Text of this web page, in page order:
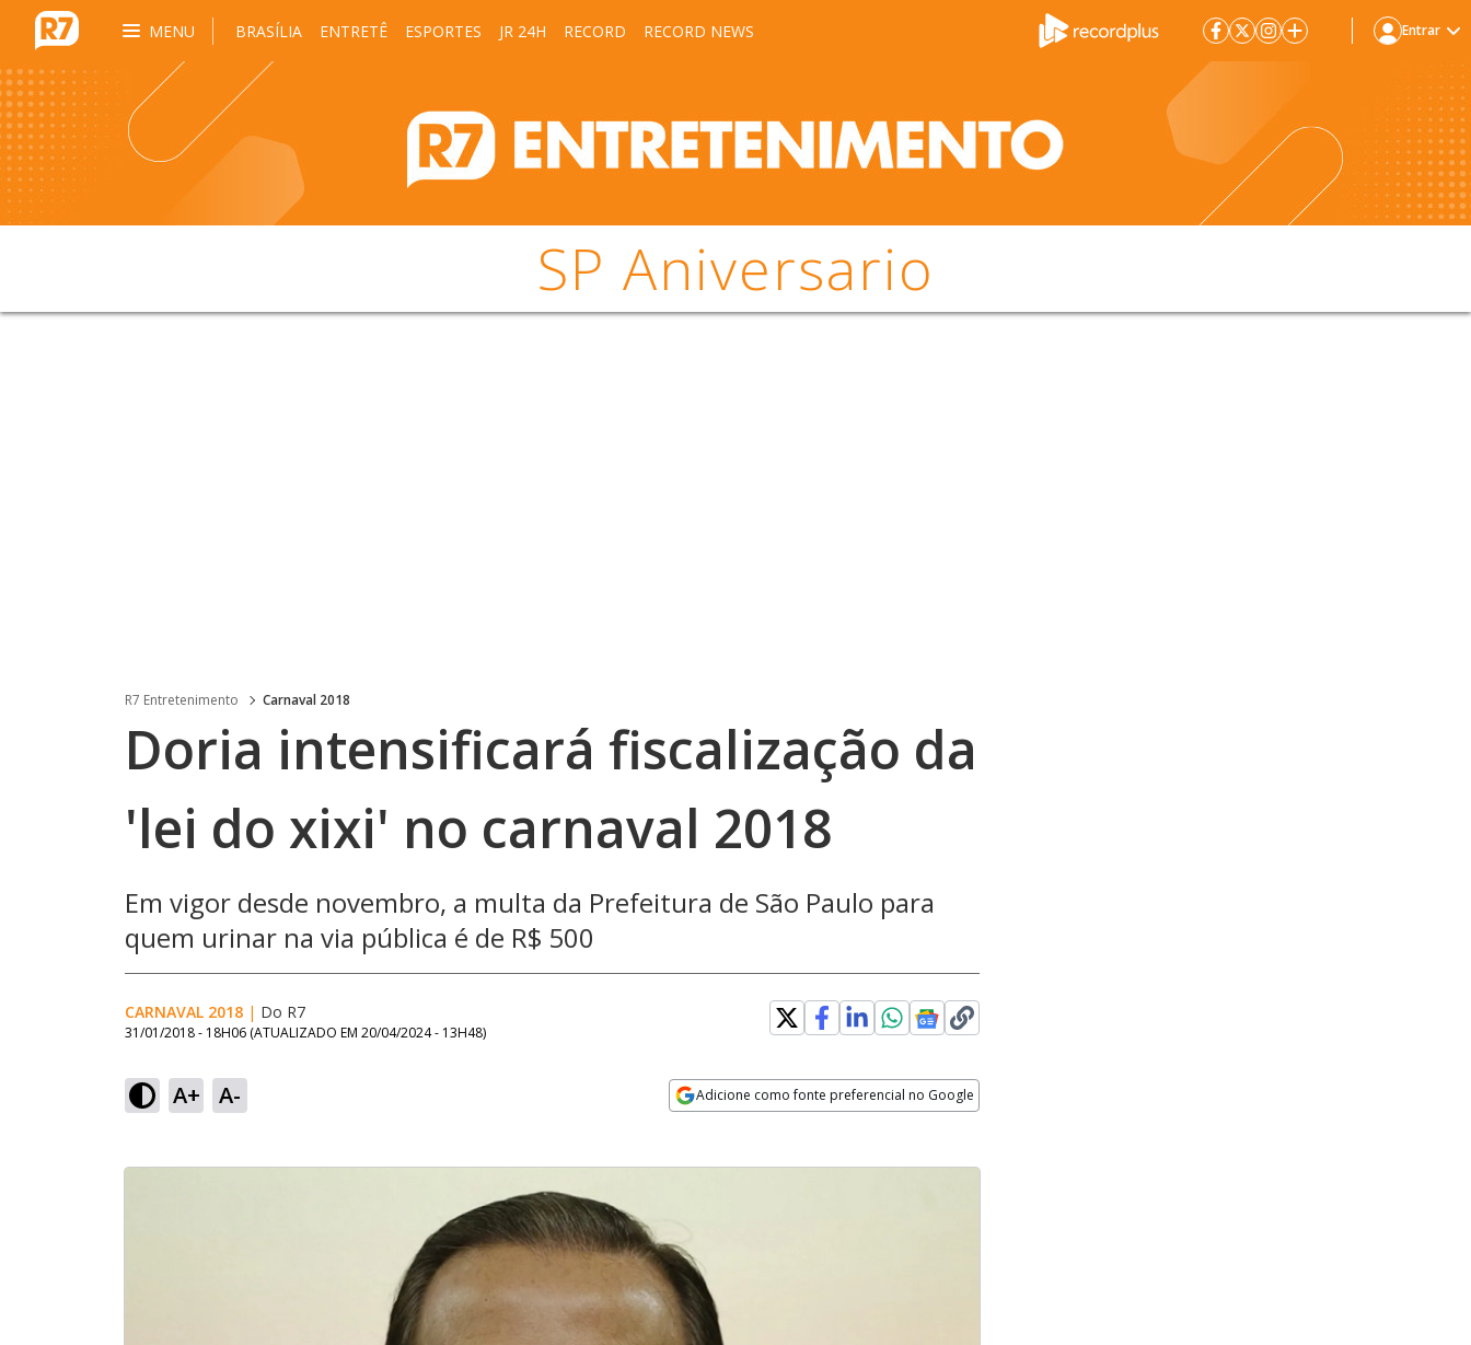
MENU BRASÍLIA ENTRETÊ ESPORTES JR 24H RECORD RECORD NEWS Entrar
SP Aniversario
R7 Entretenimento Carnaval 2018
Doria intensificará fiscalização da
'lei do xixi' no carnaval 2018
Em vigor desde novembro, a multa da Prefeitura de São Paulo para
quem urinar na via pública é de R$ 500
CARNAVAL 2018 | Do R7
31/01/2018 - 18H06 (ATUALIZADO EM 20/04/2024 - 13H48)
A+ A- Adicione como fonte preferencial no Google